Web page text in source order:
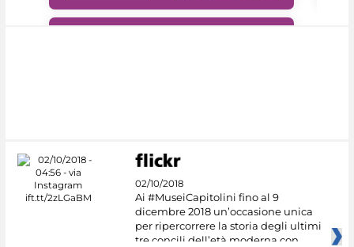
02/10/2018
Ai #MuseiCapitolini fino al 9
dicembre 2018 un’occasione unica
per ripercorrere la storia degli ultimi
tre concili dell’età moderna con